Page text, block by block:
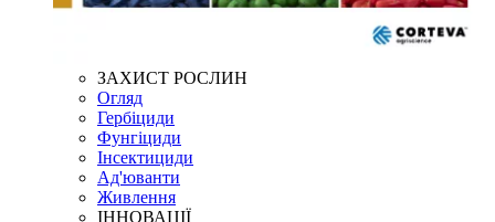
ЗАХИСТ РОСЛИН
Огляд
Гербіциди
Фунгіциди
Інсектициди
Ад'юванти
Живлення
ІННОВАЦІЇ